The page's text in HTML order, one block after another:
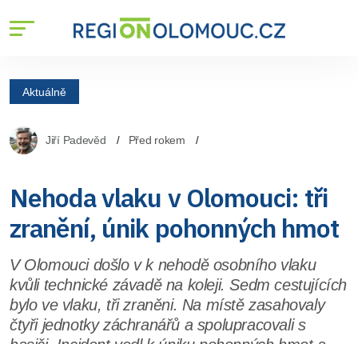
Aktuálně
Jiří Padevěd Před rokem
Nehoda vlaku v Olomouci: tři
zranění, únik pohonných hmot
V Olomouci došlo v k nehodě osobního vlaku
kvůli technické závadě na koleji. Sedm cestujících
bylo ve vlaku, tři zraněni. Na místě zasahovaly
čtyři jednotky záchranářů a spolupracovali s